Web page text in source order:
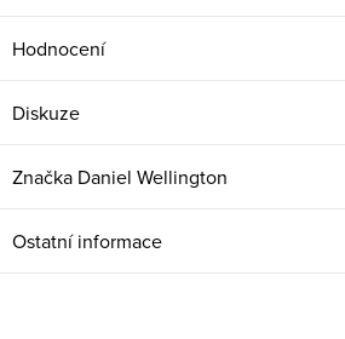
Hodnocení
Diskuze
Značka Daniel Wellington
Ostatní informace